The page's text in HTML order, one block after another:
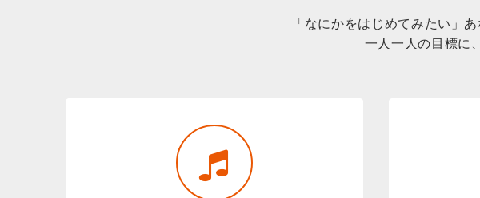
「なにかをはじめてみたい」
一人一人の目標に